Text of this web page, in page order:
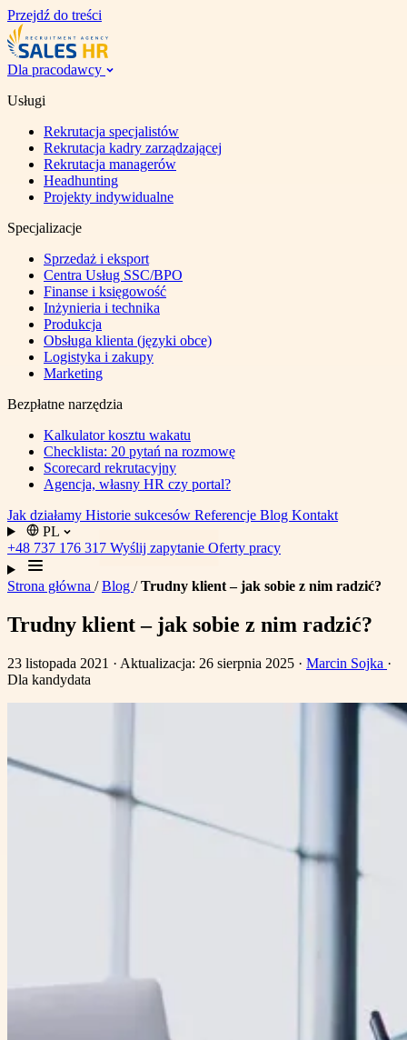
Przejdź do treści
Dla pracodawcy
Usługi
Rekrutacja specjalistów
Rekrutacja kadry zarządzającej
Rekrutacja managerów
Headhunting
Projekty indywidualne
Specjalizacje
Sprzedaż i eksport
Centra Usług SSC/BPO
Finanse i księgowość
Inżynieria i technika
Produkcja
Obsługa klienta (języki obce)
Logistyka i zakupy
Marketing
Bezpłatne narzędzia
Kalkulator kosztu wakatu
Checklista: 20 pytań na rozmowę
Scorecard rekrutacyjny
Agencja, własny HR czy portal?
Jak działamy Historie sukcesów Referencje Blog Kontakt
PL
+48 737 176 317 Wyślij zapytanie Oferty pracy
Strona główna /Blog /Trudny klient – jak sobie z nim radzić?
Trudny klient – jak sobie z nim radzić?
23 listopada 2021 · Aktualizacja: 26 sierpnia 2025 · Marcin Sojka ·
Dla kandydata